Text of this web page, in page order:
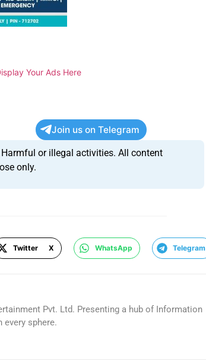
Your Ads Here
Join us on Telegram
or illegal activities. All content
only.
Twitter X WhatsApp Telegram
Pvt. Ltd. Presenting a hub of Information
sphere.